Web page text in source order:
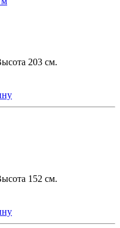
203 см.
152 см.